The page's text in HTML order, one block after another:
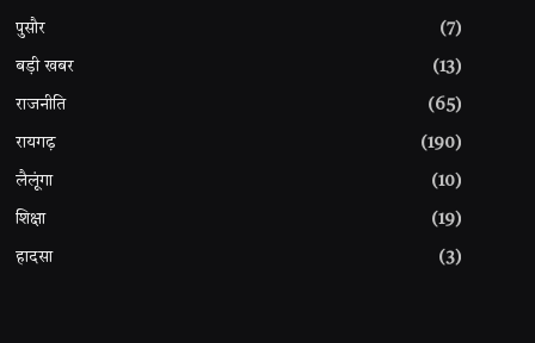
पुसौर (7)
बड़ी खबर (13)
राजनीति (65)
रायगढ़ (190)
लैलूंगा (10)
शिक्षा (19)
हादसा (3)